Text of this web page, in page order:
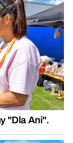
"Dla Ani".